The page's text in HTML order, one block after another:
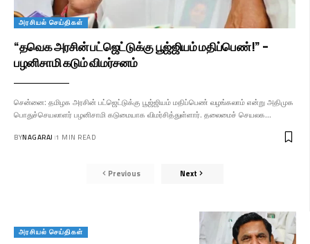
அரசியல் செய்திகள்
“தவெக அரசின் பட்ஜெட்டுக்கு பூஜ்ஜியம் மதிப்பெண்!” –
பழனிசாமி கடும் விமர்சனம்
சென்னை: தமிழக அரசின் பட்ஜெட்டுக்கு பூஜ்ஜியம் மதிப்பெண் வழங்கலாம் என்று அதிமுக
பொதுச்செயலாளர் பழனிசாமி கடுமையாக விமர்சித்துள்ளார். தலைமைச் செயலக…
BYNAGARAJ 1 MIN READ
Previous Next
அரசியல் செய்திகள்